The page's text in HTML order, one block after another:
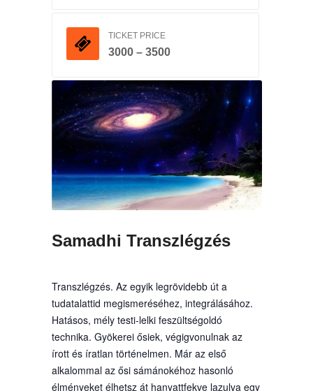
TICKET PRICE
3000 – 3500
Samadhi Transzlégzés
Transzlégzés. Az egyik legrövidebb út a
tudatalattid megismeréséhez, integrálásához.
Hatásos, mély testi-lelki feszültségoldó
technika. Gyökerei ősiek, végigvonulnak az
írott és íratlan történelmen. Már az első
alkalommal az ősi sámánokéhoz hasonló
élményeket élhetsz át hanyattfekve lazulva egy